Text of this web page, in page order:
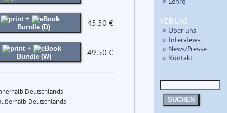
+
Bundle (D)
45.50 €
+
Bundle (W)
49.50 €
Deutschlands
Deutschlands
VERLAG
» Über uns
» Interviews
» News/Presse
» Kontakt
SUCHEN